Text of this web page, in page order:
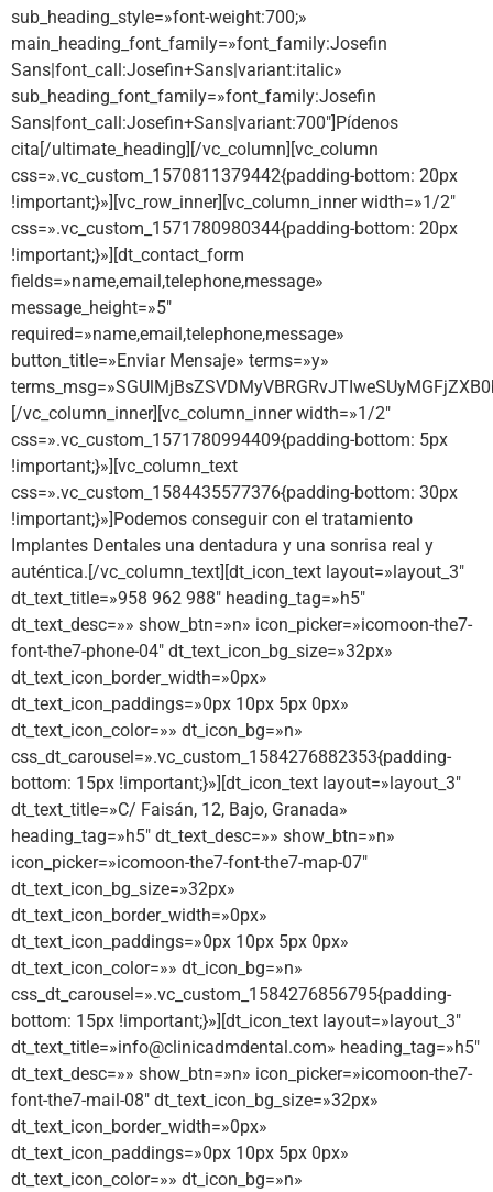
sub_heading_style=»font-weight:700;»
main_heading_font_family=»font_family:Josefin
Sans|font_call:Josefin+Sans|variant:italic»
sub_heading_font_family=»font_family:Josefin
Sans|font_call:Josefin+Sans|variant:700″]Pídenos
cita[/ultimate_heading][/vc_column][vc_column
css=».vc_custom_1570811379442{padding-bottom: 20px
!important;}»][vc_row_inner][vc_column_inner width=»1/2″
css=».vc_custom_1571780980344{padding-bottom: 20px
!important;}»][dt_contact_form
fields=»name,email,telephone,message»
message_height=»5″
required=»name,email,telephone,message»
button_title=»Enviar Mensaje» terms=»y»
[/vc_column_inner][vc_column_inner width=»1/2″
css=».vc_custom_1571780994409{padding-bottom: 5px
!important;}»][vc_column_text
css=».vc_custom_1584435577376{padding-bottom: 30px
!important;}»]Podemos conseguir con el tratamiento
Implantes Dentales una dentadura y una sonrisa real y
auténtica.[/vc_column_text][dt_icon_text layout=»layout_3″
dt_text_title=»958 962 988″ heading_tag=»h5″
dt_text_desc=»» show_btn=»n» icon_picker=»icomoon-the7-
font-the7-phone-04″ dt_text_icon_bg_size=»32px»
dt_text_icon_border_width=»0px»
dt_text_icon_paddings=»0px 10px 5px 0px»
dt_text_icon_color=»» dt_icon_bg=»n»
css_dt_carousel=».vc_custom_1584276882353{padding-
bottom: 15px !important;}»][dt_icon_text layout=»layout_3″
dt_text_title=»C/ Faisán, 12, Bajo, Granada»
heading_tag=»h5″ dt_text_desc=»» show_btn=»n»
icon_picker=»icomoon-the7-font-the7-map-07″
dt_text_icon_bg_size=»32px»
dt_text_icon_border_width=»0px»
dt_text_icon_paddings=»0px 10px 5px 0px»
dt_text_icon_color=»» dt_icon_bg=»n»
css_dt_carousel=».vc_custom_1584276856795{padding-
bottom: 15px !important;}»][dt_icon_text layout=»layout_3″
dt_text_title=»info@clinicadmdental.com» heading_tag=»h5″
dt_text_desc=»» show_btn=»n» icon_picker=»icomoon-the7-
font-the7-mail-08″ dt_text_icon_bg_size=»32px»
dt_text_icon_border_width=»0px»
dt_text_icon_paddings=»0px 10px 5px 0px»
dt_text_icon_color=»» dt_icon_bg=»n»